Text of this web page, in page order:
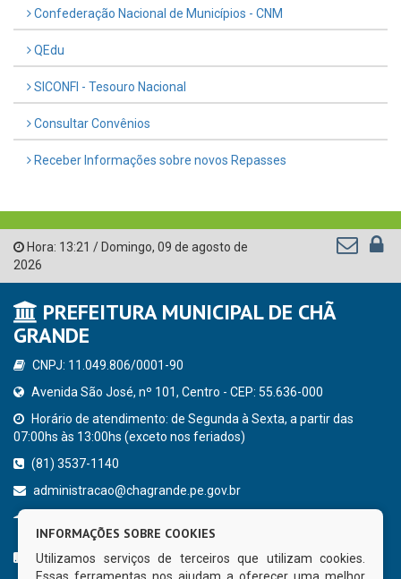
Confederação Nacional de Municípios - CNM
QEdu
SICONFI - Tesouro Nacional
Consultar Convênios
Receber Informações sobre novos Repasses
Hora: 13:21 / Domingo, 09 de agosto de
2026
PREFEITURA MUNICIPAL DE CHÃ
GRANDE
CNPJ: 11.049.806/0001-90
Avenida São José, nº 101, Centro - CEP: 55.636-000
Horário de atendimento: de Segunda à Sexta, a partir das
07:00hs às 13:00hs (exceto nos feriados)
(81) 3537-1140
administracao@chagrande.pe.gov.br
CURTA NOSSA FAN PAGE
INFORMAÇÕES SOBRE COOKIES
Utilizamos serviços de terceiros que utilizam cookies.